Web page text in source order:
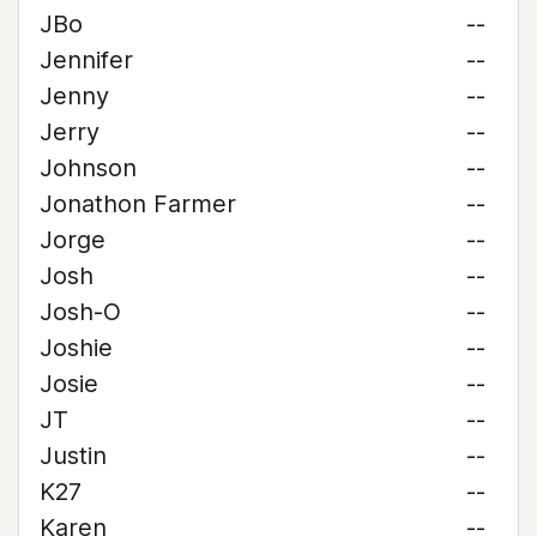
JBo
--
Jennifer
--
Jenny
--
Jerry
--
Johnson
--
Jonathon Farmer
--
Jorge
--
Josh
--
Josh-O
--
Joshie
--
Josie
--
JT
--
Justin
--
K27
--
Karen
--